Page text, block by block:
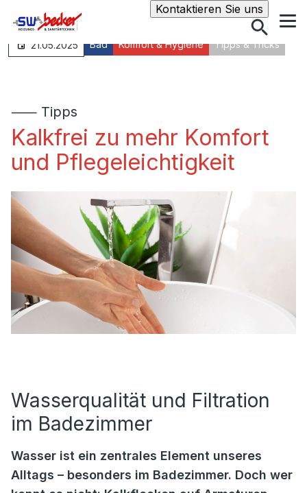
Kontaktieren Sie unsSuche
21.05.2025 Bad Komfort & Hygiene Tipps & Tricks
⸺ Tipps
Kalkfrei zu mehr Komfort
und Pflegeleichtigkeit
Wasserqualität und Filtration
im Badezimmer
Wasser ist ein zentrales Element unseres
Alltags – besonders im Badezimmer. Doch wer